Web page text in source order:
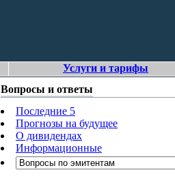
Услуги и тарифы
Вопросы и ответы
Последние 5
Прогнозы на будущее
О дивидендах
Информационные